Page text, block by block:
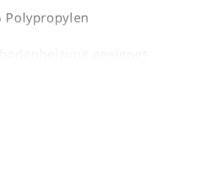
Polypropylen
Flachdüse des Staubsaugers